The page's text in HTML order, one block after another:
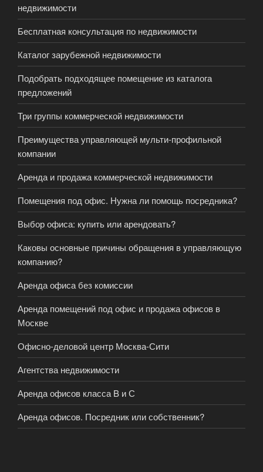
недвижимости
Бесплатная консультация по недвижимости
Каталог зарубежной недвижимости
Подобрать подходящее помещение из каталога
предложений
Три группы коммерческой недвижимости
Преимущества управляющей мульти-профильной
компании
Аренда и продажа коммерческой недвижимости
Помещения под офис. Нужна ли помощь посредника?
Выбор офиса: купить или арендовать?
Каковы основные причины обращения в управляющую
компанию?
Аренда офиса без комиссии
Аренда помещений под офис и продажа офисов в
Москве
Офисно-деловой центр Москва-Сити
Агентства недвижимости
Аренда офисов класса B и С
Аренда офисов. Посредник или собственник?